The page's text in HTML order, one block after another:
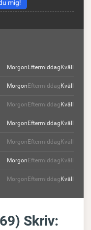
mig!
MorgonEftermiddagKväll
MorgonEftermiddagKväll
MorgonEftermiddagKväll
MorgonEftermiddagKväll
MorgonEftermiddagKväll
MorgonEftermiddagKväll
MorgonEftermiddagKväll
Skriv: